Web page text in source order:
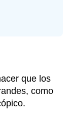
que los
como